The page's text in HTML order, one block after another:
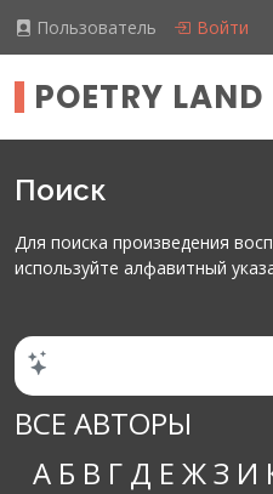
Пользователь Войти
POETRY LAND
Поиск
Для поиска произведения
используйте алфавитный
ВСЕ АВТОРЫ
А Б В Г Д Е ЖЗ И